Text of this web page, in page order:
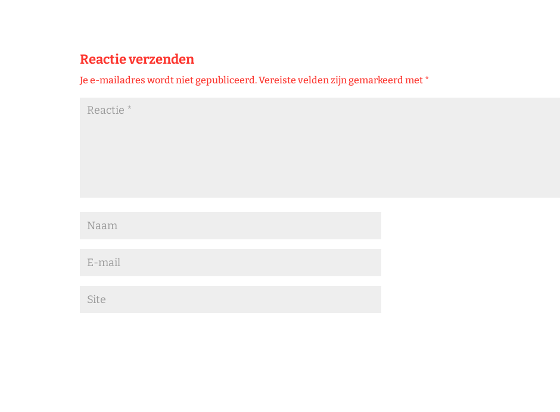
Reactie verzenden
Je e-mailadres wordt niet gepubliceerd.Vereiste velden zijn gemarkeerd met *